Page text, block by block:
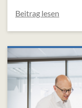
Beitrag lesen